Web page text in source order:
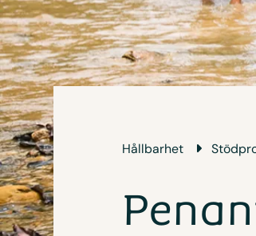
Hållbarhet